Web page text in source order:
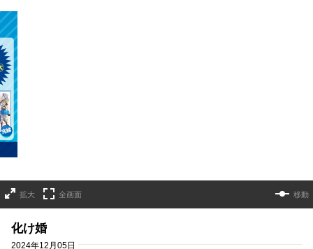
拡大 全画面 移動
化け婚
2024年12月05日